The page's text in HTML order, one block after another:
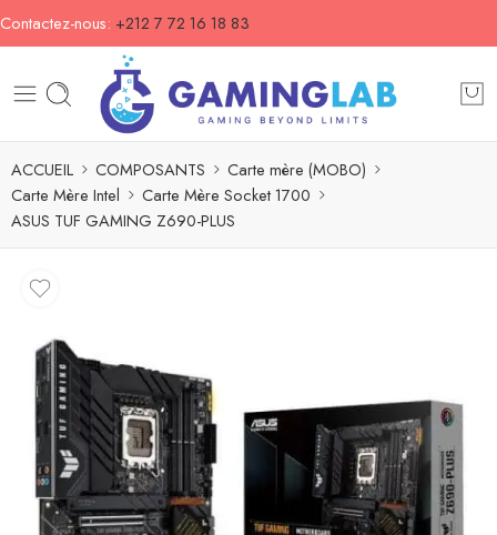
Contactez-nous: +212 7 72 16 18 83
ACCUEIL COMPOSANTS
Carte mère (MOBO)
Carte Mère Intel
Carte Mère Socket 1700
ASUS TUF GAMING Z690-PLUS